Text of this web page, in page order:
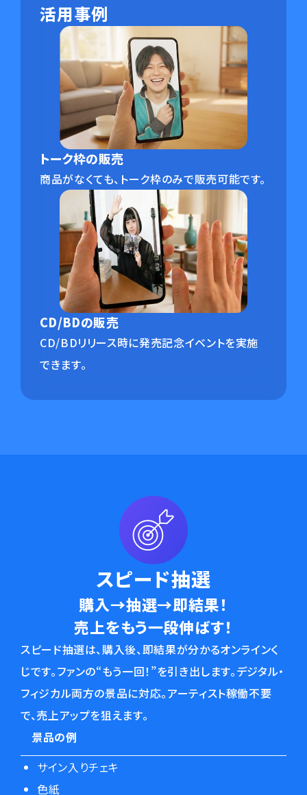
活用事例
トーク枠の販売
商品がなくても、トーク枠のみで販売可能です。
CD/BDの販売
CD/BDリリース時に発売記念イベントを実施
できます。
スピード抽選
購入→抽選→即結果！
売上をもう一段伸ばす！
スピード抽選は、購入後、即結果が分かるオンラインく
じです。ファンの“もう一回！”を引き出します。デジタル・
フィジカル両方の景品に対応。アーティスト稼働不要
で、売上アップを狙えます。
景品の例
サイン入りチェキ
色紙